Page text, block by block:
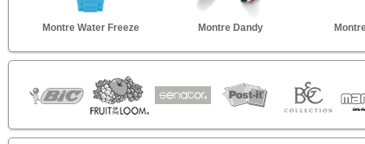
Montre Water Freeze Montre Dandy